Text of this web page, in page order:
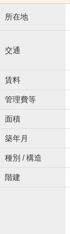
所在地
交通
賃料
管理費等
面積
築年月
種別 / 構造
階建